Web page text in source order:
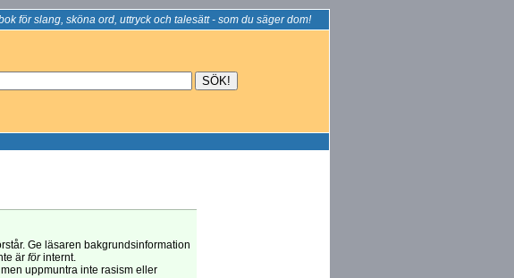
för slang, sköna ord, uttryck och talesätt - som du säger dom!
Ge läsaren bakgrundsinformation
är förinternt.
uppmuntra inte rasism eller